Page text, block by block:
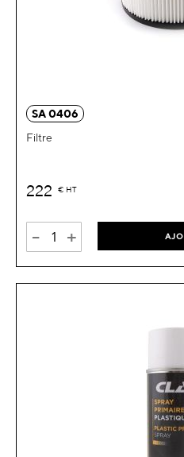
SA 0406
Filtre
222 € HT
- +